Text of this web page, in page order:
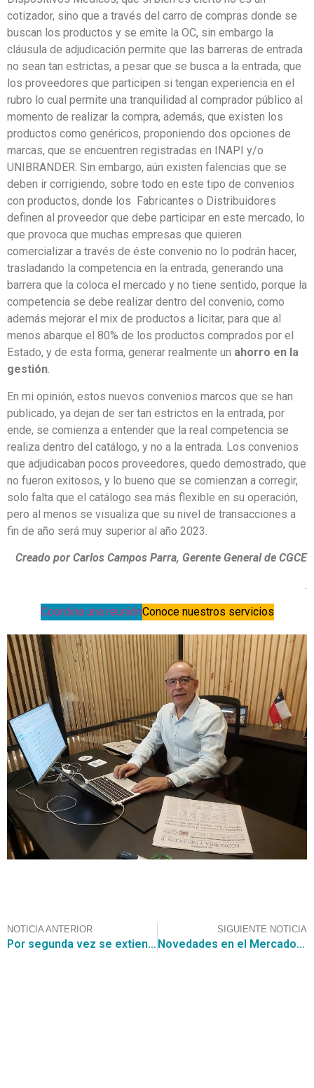
cotizador, sino que a través del carro de compras donde se
buscan los productos y se emite la OC, sin embargo la
cláusula de adjudicación permite que las barreras de entrada
no sean tan estrictas, a pesar que se busca a la entrada, que
los proveedores que participen si tengan experiencia en el
rubro lo cual permite una tranquilidad al comprador público al
momento de realizar la compra, además, que existen los
productos como genéricos, proponiendo dos opciones de
marcas, que se encuentren registradas en INAPI y/o
UNIBRANDER. Sin embargo, aún existen falencias que se
deben ir corrigiendo, sobre todo en este tipo de convenios
con productos, donde los Fabricantes o Distribuidores
definen al proveedor que debe participar en este mercado, lo
que provoca que muchas empresas que quieren
comercializar a través de éste convenio no lo podrán hacer,
trasladando la competencia en la entrada, generando una
barrera que la coloca el mercado y no tiene sentido, porque la
competencia se debe realizar dentro del convenio, como
además mejorar el mix de productos a licitar, para que al
menos abarque el 80% de los productos comprados por el
Estado, y de esta forma, generar realmente un ahorro en la
gestión.
En mi opinión, estos nuevos convenios marcos que se han
publicado, ya dejan de ser tan estrictos en la entrada, por
ende, se comienza a entender que la real competencia se
realiza dentro del catálogo, y no a la entrada. Los convenios
que adjudicaban pocos proveedores, quedo demostrado, que
no fueron exitosos, y lo bueno que se comienzan a corregir,
solo falta que el catálogo sea más flexible en su operación,
pero al menos se visualiza que su nivel de transacciones a
fin de año será muy superior al año 2023.
Creado por Carlos Campos Parra, Gerente General de CGCE
Coordina una reuniónConoce nuestros servicios
NOTICIA ANTERIOR
Por segunda vez se extiende el Plazo de Adjudicación del Convenio Marco de Ferretería
SIGUIENTE NOTICIA
Novedades en el Mercado Público